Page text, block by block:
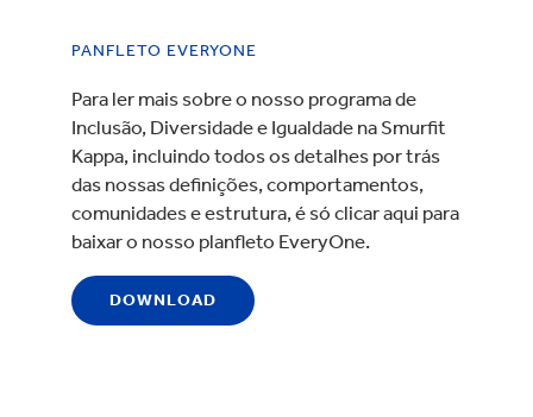
PANFLETO EVERYONE
Para ler mais sobre o nosso programa de
Inclusão, Diversidade e Igualdade na Smurfit
Kappa, incluindo todos os detalhes por trás
das nossas definições, comportamentos,
comunidades e estrutura, é só clicar aqui para
baixar o nosso planfleto EveryOne.
DOWNLOAD